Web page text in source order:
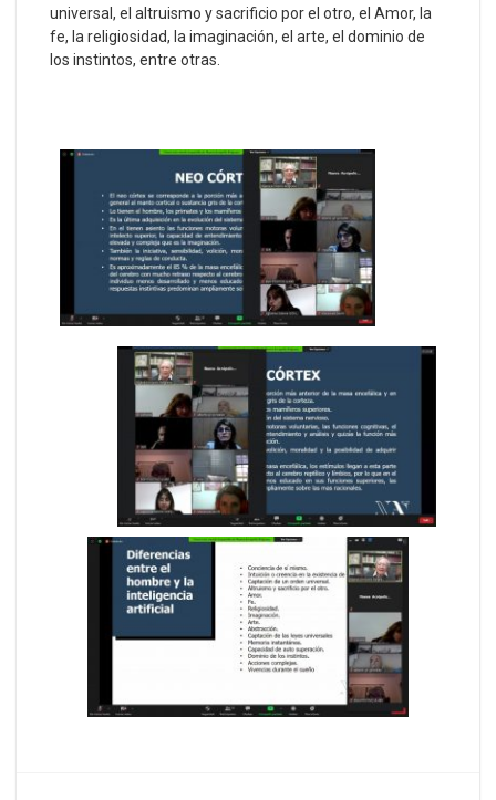
universal, el altruismo y sacrificio por el otro, el Amor, la
fe, la religiosidad, la imaginación, el arte, el dominio de
los instintos, entre otras.